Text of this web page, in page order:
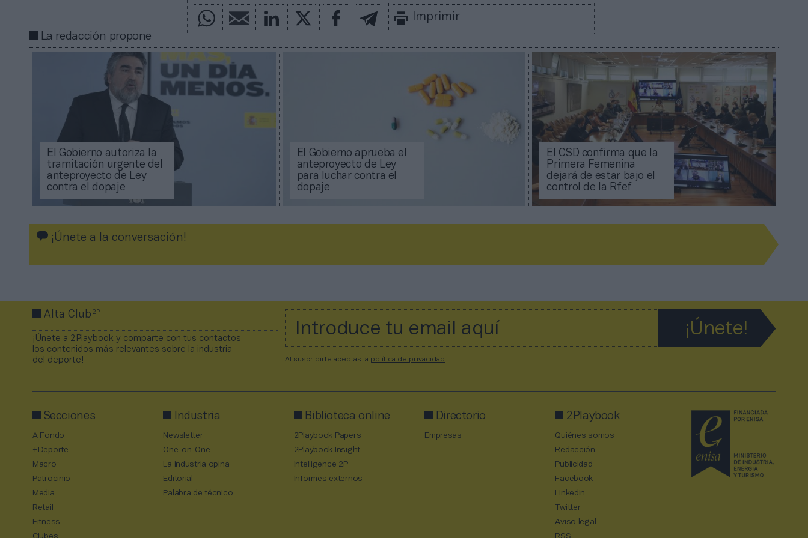
Imprimir
La redacción propone
El Gobierno autoriza la
tramitación urgente del
anteproyecto de Ley
contra el dopaje
El Gobierno aprueba el
anteproyecto de Ley
para luchar contra el
dopaje
El CSD confirma que la
Primera Femenina
dejará de estar bajo el
control de la Rfef
¡Únete a la conversación!
Alta Club2P
¡Únete a 2Playbook y comparte con tus contactos
los contenidos más relevantes sobre la industria
del deporte!
Al suscribirte aceptas la política de privacidad
Secciones
A Fondo
+Deporte
Macro
Patrocinio
Media
Retail
Fitness
Industria
Newsletter
One-on-One
La industria opina
Editorial
Palabra de técnico
Biblioteca online
2Playbook Papers
2Playbook Insight
Intelligence 2P
Informes externos
Directorio
Empresas
2Playbook
Quiénes somos
Redacción
Publicidad
Facebook
Linkedin
Twitter
Aviso legal